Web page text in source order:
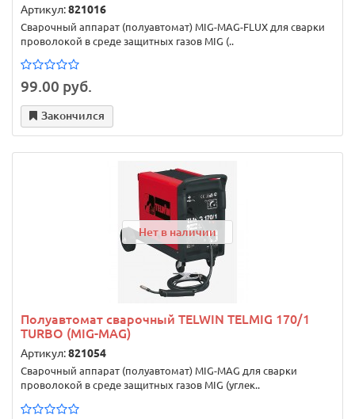
Артикул:821016
Сварочный аппарат (полуавтомат) MIG-MAG-FLUX для сварки
проволокой в среде защитных газов MIG (..
99.00 руб.
Закончился
Нет в наличии
Полуавтомат сварочный TELWIN TELMIG 170/1
TURBO (MIG-MAG)
Артикул:821054
Сварочный аппарат (полуавтомат) MIG-MAG для сварки
проволокой в среде защитных газов MIG (углек..